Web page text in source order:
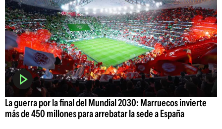
La guerra por la final del Mundial 2030: Marruecos invierte
más de 450 millones para arrebatar la sede a España